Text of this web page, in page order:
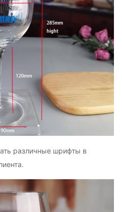
различные шрифты в